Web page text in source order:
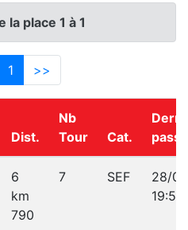
la place 1 à 1
1 >>
Dist.
Nb
Tour
Cat.
6
km
790
7 SEF
28/